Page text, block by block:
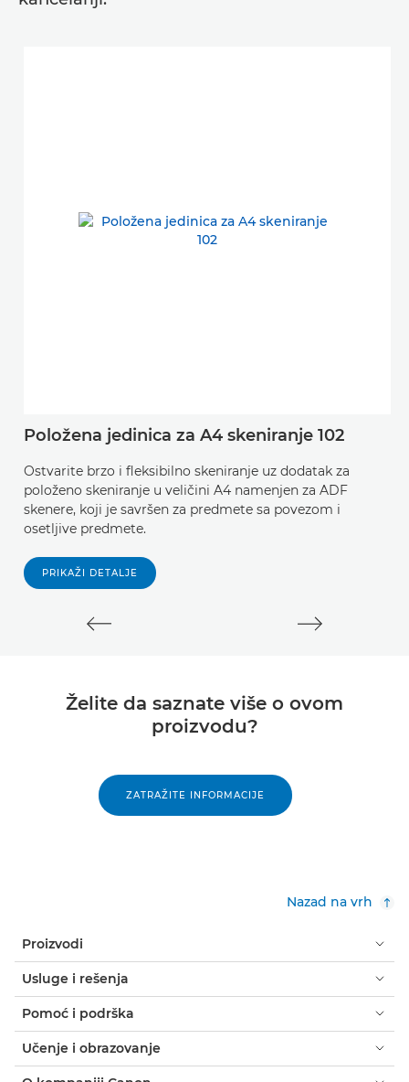
Položena jedinica za A4 skeniranje 102
Ostvarite brzo i fleksibilno skeniranje uz dodatak za
položeno skeniranje u veličini A4 namenjen za ADF
skenere, koji je savršen za predmete sa povezom i
osetljive predmete.
PRIKAŽI DETALJE
Želite da saznate više o ovom
proizvodu?
ZATRAŽITE INFORMACIJE
Nazad na vrh
Proizvodi
Usluge i rešenja
Pomoć i podrška
Učenje i obrazovanje